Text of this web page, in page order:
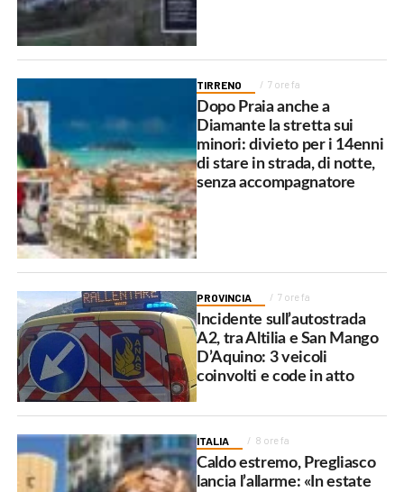
TIRRENO 7 ore fa
Dopo Praia anche a
Diamante la stretta sui
minori: divieto per i 14enni
di stare in strada, di notte,
senza accompagnatore
PROVINCIA 7 ore fa
Incidente sull’autostrada
A2, tra Altilia e San Mango
D’Aquino: 3 veicoli
coinvolti e code in atto
ITALIA 8 ore fa
Caldo estremo, Pregliasco
lancia l’allarme: «In estate